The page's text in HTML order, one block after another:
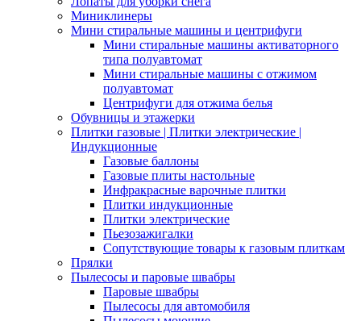
Миниклинеры
Мини стиральные машины и центрифуги
Мини стиральные машины активаторного
типа полуавтомат
Мини стиральные машины с отжимом
полуавтомат
Центрифуги для отжима белья
Обувницы и этажерки
Плитки газовые | Плитки электрические |
Индукционные
Газовые баллоны
Газовые плиты настольные
Инфракрасные варочные плитки
Плитки индукционные
Плитки электрические
Пьезозажигалки
Сопутствующие товары к газовым плиткам
Прялки
Пылесосы и паровые швабры
Паровые швабры
Пылесосы для автомобиля